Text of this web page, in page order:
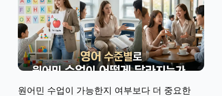
원어민 수업이 가능한지 여부보다 더 중요한